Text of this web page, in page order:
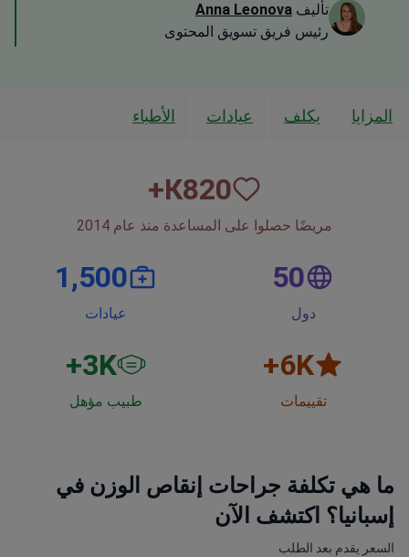
تأليف Anna Leonova
رئيس فريق تسويق المحتوى
المزايا يكلف عيادات الأطباء
820
К+
مريضًا حصلوا على المساعدة منذ عام 2014
50
دول
1,500
عيادات
6K+
تقييمات
3K+
طبيب مؤهل
ما هي تكلفة جراحات إنقاص الوزن في
إسبانيا؟ اكتشف الآن
السعر يقدم بعد الطلب